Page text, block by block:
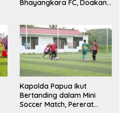
Bhayangkara FC, Doakan
Kapolda Papua Ikut
Bertanding dalam Mini
Soccer Match, Pererat